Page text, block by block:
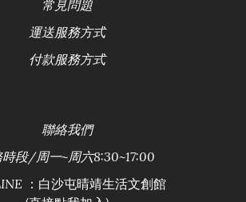
常見問題
運送服務方式
付款服務方式
聯絡我們
時段/周一~周六8:30~17:00
：白沙屯晴靖生活文創館